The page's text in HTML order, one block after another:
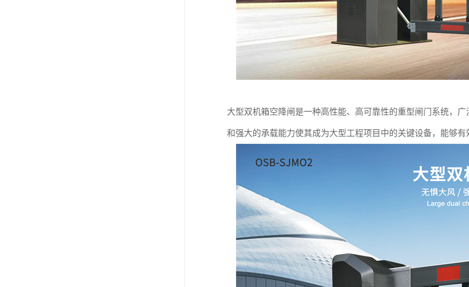
大型双机箱空降闸是一种高性能、高可靠性的重型闸门系统，
和强大的承载能力使其成为大型工程项目中的关键设备，能够有